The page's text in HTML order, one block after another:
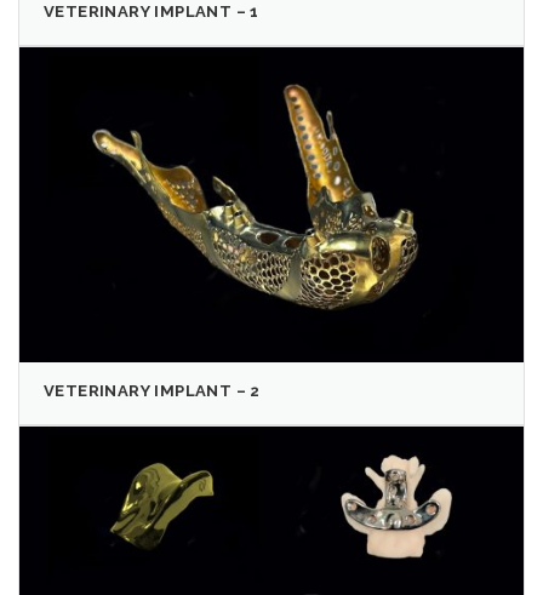
VETERINARY IMPLANT – 1
VETERINARY IMPLANT – 2